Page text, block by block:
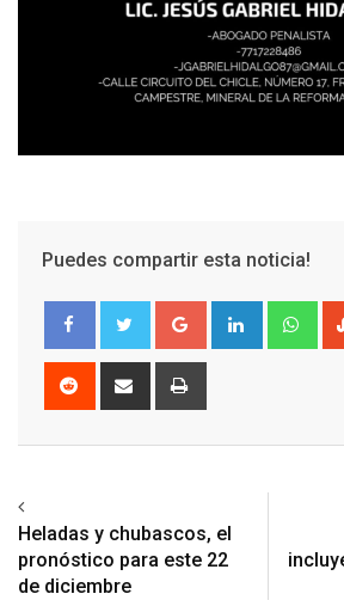
Puedes compartir esta noticia!
Google+ LinkedIn
Reddit
Share
Heladas y chubascos, el
pronóstico para este 22
de diciembre